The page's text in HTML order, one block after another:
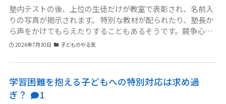
塾内テストの後、上位の生徒だけが教室で表彰され、名前入
りの写真が掲示されます。 特別な教材が配られたり、塾長か
ら声をかけてもらえたりすることもあるそうです。競争心を
高めるための取り組みだとは思いますが、成績が平均くらい
す。 息子なりに以前より点数を上げているのですが、順位に
入らなければ褒められることはなく、最近は「頑張っても意
味がない」と言うようになりました。 成績上位者を評価する
こと自体は悪くないと思います。ただ、ほかの生徒のやる気
2026年7月30日 子どものやる気
学習困難を抱える子どもへの特別対応は求め過
ぎ？
1